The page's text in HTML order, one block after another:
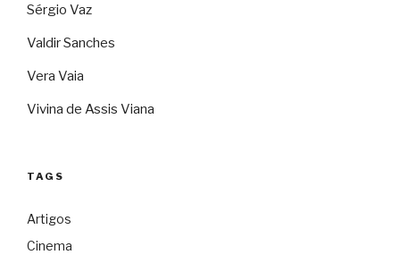
Sérgio Vaz
Valdir Sanches
Vera Vaia
Vivina de Assis Viana
TAGS
Artigos
Cinema